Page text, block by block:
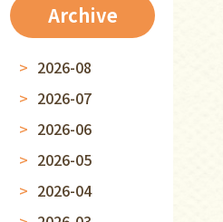
Archive
2026-08
2026-07
2026-06
2026-05
2026-04